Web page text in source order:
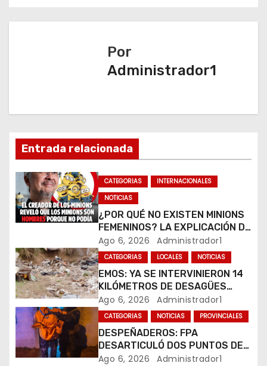
g
n
d
e
e
n
t
r
a
d
Por
Administrador1
Entrada relacionada
CATEGORIAS
INTERNACIONALES
NOTICIAS
¿POR QUÉ NO EXISTEN MINIONS
FEMENINOS? LA EXPLICACIÓN DE
SU CREADOR QUE VOLVIÓ A
VIRALIZARSE
Ago 6, 2026 Administrador1
CATEGORIAS LOCALES NOTICIAS
EMOS: YA SE INTERVINIERON 14
KILÓMETROS DE DESAGÜES
PLUVIALES
Ago 6, 2026 Administrador1
CATEGORIAS NOTICIAS PROVINCIALES
DESPEÑADEROS: FPA
DESARTICULÓ DOS PUNTOS DE
VENTA DE DROGAS. TRES
Ago 6, 2026 Administrador1